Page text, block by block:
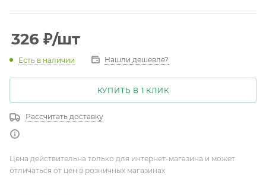
326 ₽/шт
Есть в наличии Нашли дешевле?
КУПИТЬ В 1 КЛИК
Рассчитать доставку
Цена действительна только для интернет-магазина и может
отличаться от цен в розничных магазинах